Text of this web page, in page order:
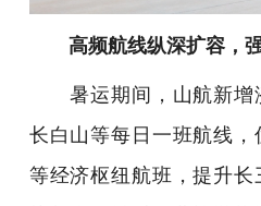
高频航线纵深扩容，
暑运期间，山航新增
长白山等每日一班航线
等经济枢纽航班，提升